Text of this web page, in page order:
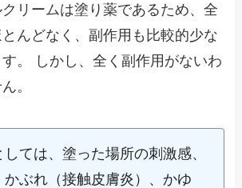
リームは塗り薬であるため、全
んどなく、副作用も比較的少な
。 しかし、全く副作用がないわ
。
ては、塗った場所の刺激感、
かぶれ（接触皮膚炎）、かゆ